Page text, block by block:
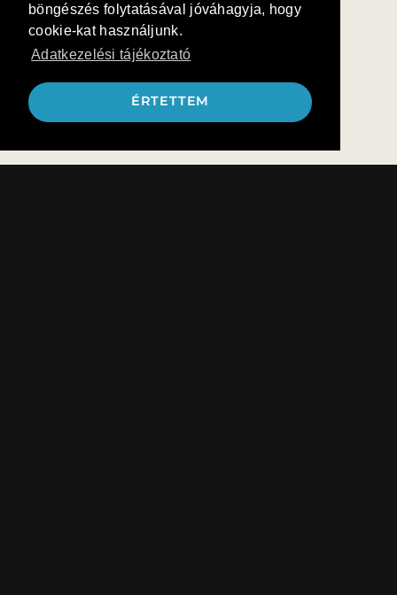
böngészés folytatásával jóváhagyja, hogy
cookie-kat használjunk.
Adatkezelési tájékoztató
ÉRTETTEM